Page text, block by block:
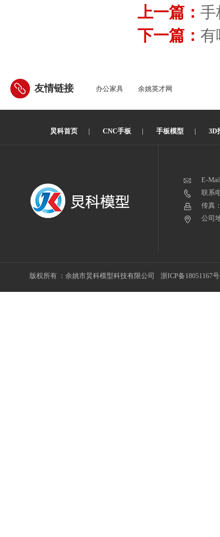
上一篇： 手
下一篇： 有
友情链接 办公家具 余姚英才网
炅科首页 CNC手板 手板模型 3D
E-
联系
传真
公司
版权所有 ：余姚市炅科模型科技有限公司 浙ICP备18051167